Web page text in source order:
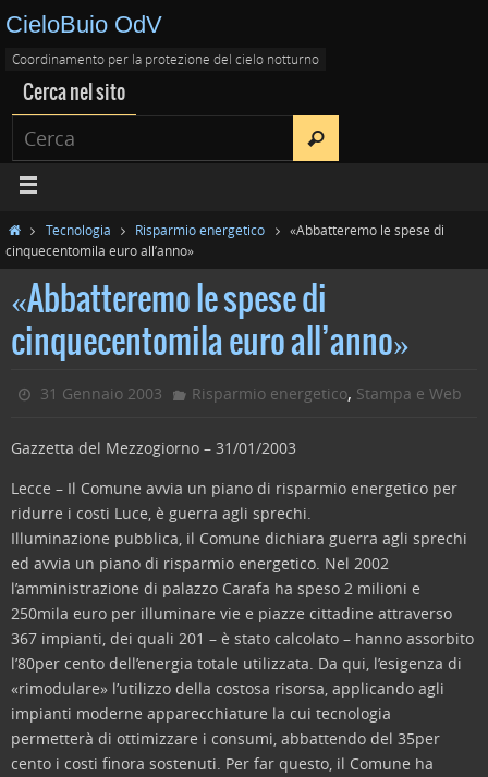
CieloBuio OdV
Coordinamento per la protezione del cielo notturno
Cerca nel sito
Tecnologia Risparmio energetico
«Abbatteremo le spese di
cinquecentomila euro all’anno»
«Abbatteremo le spese di
cinquecentomila euro all’anno»
31 Gennaio 2003 Risparmio energetico, Stampa e Web
Gazzetta del Mezzogiorno – 31/01/2003
Lecce – Il Comune avvia un piano di risparmio energetico per
ridurre i costi Luce, è guerra agli sprechi.
Illuminazione pubblica, il Comune dichiara guerra agli sprechi
ed avvia un piano di risparmio energetico. Nel 2002
l’amministrazione di palazzo Carafa ha speso 2 milioni e
250mila euro per illuminare vie e piazze cittadine attraverso
367 impianti, dei quali 201 – è stato calcolato – hanno assorbito
l’80per cento dell’energia totale utilizzata. Da qui, l’esigenza di
«rimodulare» l’utilizzo della costosa risorsa, applicando agli
impianti moderne apparecchiature la cui tecnologia
permetterà di ottimizzare i consumi, abbattendo del 35per
cento i costi finora sostenuti. Per far questo, il Comune ha